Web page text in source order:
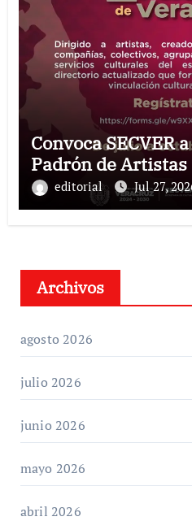
Convoca SECVER
Padrón de
editorial Jul 27,
Archivos
agosto 2026
julio 2026
junio 2026
mayo 2026
abril 2026